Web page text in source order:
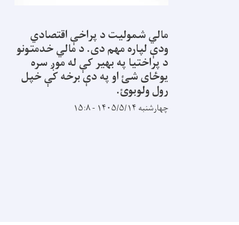
مالي شمولیت د پراخې اقتصادي
ودې لپاره مهم دی. د مالي خدمتونو
د پراختیا په بهیر کې له موږ سره
یوځای شئ او په دې برخه کې خپل
رول ولوبوئ.
چهارشنبه ۱۴۰۵/۵/۱۴ - ۱۵:۸